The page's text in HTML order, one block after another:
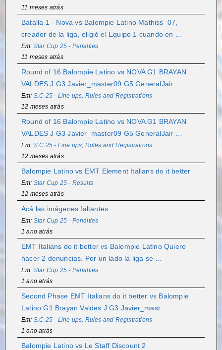
11 meses atrás
Batalla 1 - Nova vs Balompie Latino Mathiss_07,
creador de la liga, eligió el Equipo 1 cuando en …
Em: Star Cup 25 - Penalties
11 meses atrás
Round of 16 Balompie Latino vs NOVA G1 BRAYAN
VALDES J G3 Javier_master09 G5 GeneralJair …
Em: S.C 25 - Line ups, Rules and Registrations
12 meses atrás
Round of 16 Balompie Latino vs NOVA G1 BRAYAN
VALDES J G3 Javier_master09 G5 GeneralJair …
Em: S.C 25 - Line ups, Rules and Registrations
12 meses atrás
Balompie Latino vs EMT Element Italians do it better
Em: Star Cup 25 - Results
12 meses atrás
Acá las imágenes faltantes
Em: Star Cup 25 - Penalties
1 ano atrás
EMT Italians do it better vs Balompie Latino Quiero
hacer 2 denuncias. Por un lado la liga se …
Em: Star Cup 25 - Penalties
1 ano atrás
Second Phase EMT Italians do it better vs Balompie
Latino G1 Brayan Valdes J G3 Javier_mast …
Em: S.C 25 - Line ups, Rules and Registrations
1 ano atrás
Balompie Latino vs Le Staff Discount 2